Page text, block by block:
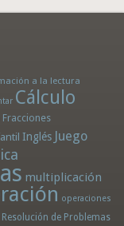
a la lectura
Cálculo
Fracciones
Inglés Juego
multiplicación
operaciones
Resolución de Problemas